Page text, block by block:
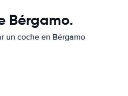
Bérgamo.
un coche en Bérgamo